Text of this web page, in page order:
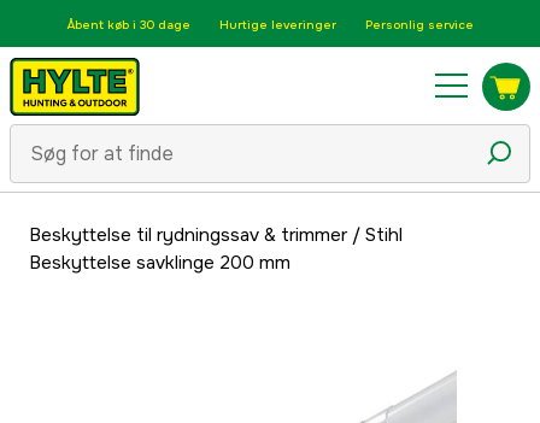
Åbent køb i 30 dage Hurtige leveringer Personlig service
Beskyttelse til rydningssav & trimmer/ Stihl
Beskyttelse savklinge 200 mm